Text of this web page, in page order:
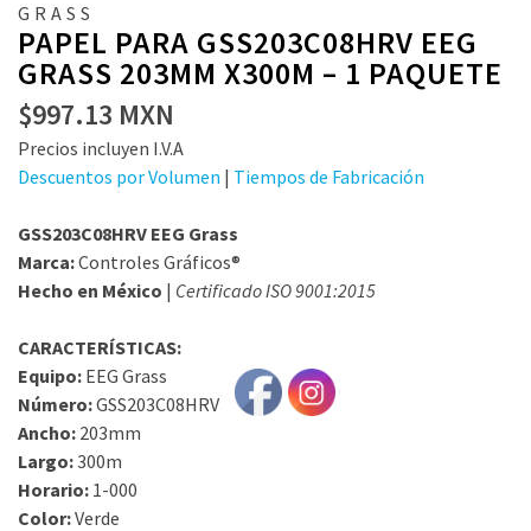
GRASS
PAPEL PARA GSS203C08HRV EEG
GRASS 203MM X300M – 1 PAQUETE
$997.13 MXN
Precios incluyen I.V.A
Descuentos por Volumen | Tiempos de Fabricación
GSS203C08HRV EEG Grass
Marca:Controles Gráficos®
Hecho en México | Certificado ISO 9001:2015
CARACTERÍSTICAS:
Equipo: EEG Grass
Número:GSS203C08HRV
Ancho: 203mm
Largo:300m
Horario: 1-000
Color:Verde